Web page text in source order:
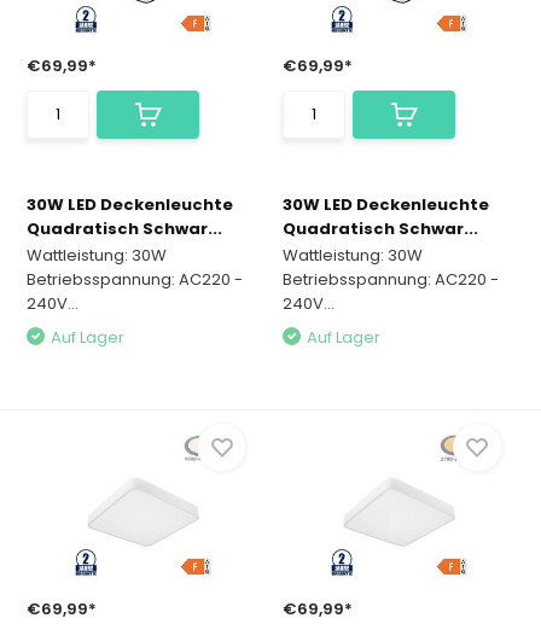
€69,99*
30W LED Deckenleuchte
Quadratisch Schwar...
Wattleistung: 30W
Betriebsspannung: AC220 -
240V...
Auf Lager
€69,99*
30W LED Deckenleuchte
Quadratisch Schwar...
Wattleistung: 30W
Betriebsspannung: AC220 -
240V...
Auf Lager
€69,99* €69,99*